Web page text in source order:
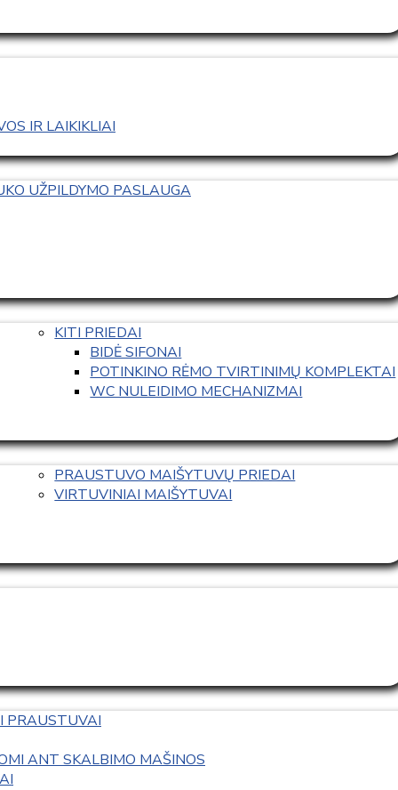
IR LAIKIKLIAI
UŽPILDYMO PASLAUGA
KITI PRIEDAI
BIDĖ SIFONAI
POTINKINO RĖMO TVIRTINIMŲ KOMPLEKTAI
WC NULEIDIMO MECHANIZMAI
PRAUSTUVO MAIŠYTUVŲ PRIEDAI
VIRTUVINIAI MAIŠYTUVAI
PRAUSTUVAI
ANT SKALBIMO MAŠINOS